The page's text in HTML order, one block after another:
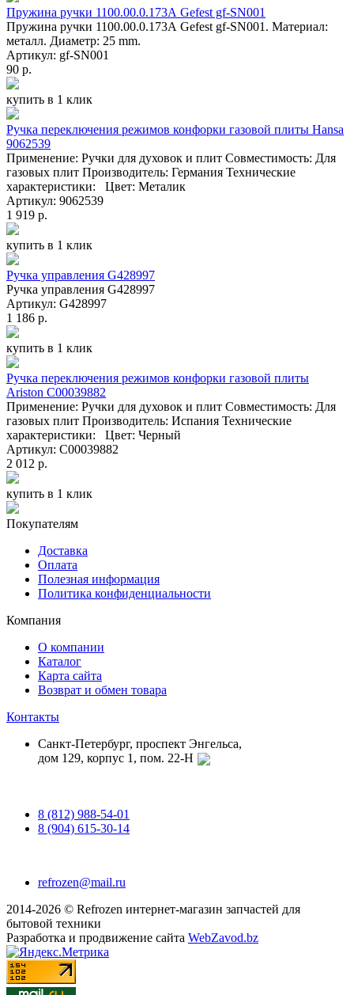
Пружина ручки 1100.00.0.173А Gefest gf-SN001
Пружина ручки 1100.00.0.173А Gefest gf-SN001. Материал:
металл. Диаметр: 25 mm.
Артикул: gf-SN001
90 р.
купить в 1 клик
Ручка переключения режимов конфорки газовой плиты Hansa
9062539
Применение: Ручки для духовок и плит Совместимость: Для
газовых плит Производитель: Германия Технические
характеристики: Цвет: Металик
Артикул: 9062539
1 919 р.
купить в 1 клик
Ручка управления G428997
Ручка управления G428997
Артикул: G428997
1 186 р.
купить в 1 клик
Ручка переключения режимов конфорки газовой плиты
Ariston C00039882
Применение: Ручки для духовок и плит Совместимость: Для
газовых плит Производитель: Испания Технические
характеристики: Цвет: Черный
Артикул: C00039882
2 012 р.
купить в 1 клик
Покупателям
Доставка
Оплата
Полезная информация
Политика конфиденциальности
Компания
О компании
Каталог
Карта сайта
Возврат и обмен товара
Контакты
Санкт-Петербург, проспект Энгельса,
дом 129, корпус 1, пом. 22-Н
8 (812) 988-54-01
8 (904) 615-30-14
refrozen@mail.ru
2014-2026 © Refrozen интернет-магазин запчастей для
бытовой техники
Разработка и продвижение сайта WebZavod.bz